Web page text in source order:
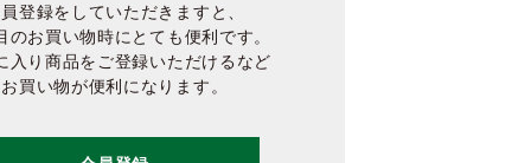
登録をしていただきますと、
のお買い物時にとても便利です。
入り商品をご登録いただけるなど
お買い物が便利になります。